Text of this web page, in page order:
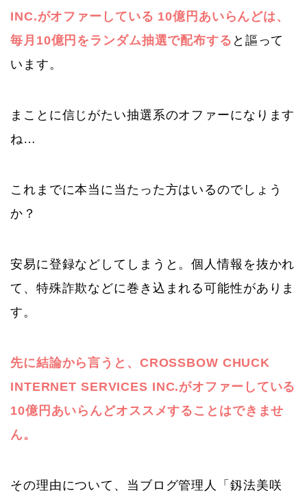
INC.がオファーしている 10億円あいらんどは、
毎月10億円をランダム抽選で配布する と謳って
います。
まことに信じがたい抽選系のオファーになります
ね…
これまでに本当に当たった方はいるのでしょう
か？
安易に登録などしてしまうと。個人情報を抜かれ
て、特殊詐欺などに巻き込まれる可能性がありま
す。
先に結論から言うと、CROSSBOW CHUCK
INTERNET SERVICES INC.がオファーしている
10億円あいらんどオススメすることはできませ
ん。
その理由について、当ブログ管理人「釼法美咲